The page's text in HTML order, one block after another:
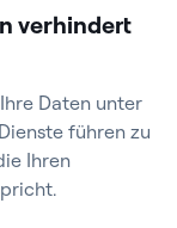
verhindert
Daten unter
führen zu
Ihren